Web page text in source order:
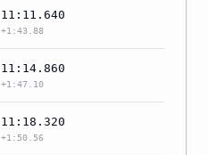
11:11.640
+1:43.88
11:14.860
+1:47.10
11:18.320
+1:50.56